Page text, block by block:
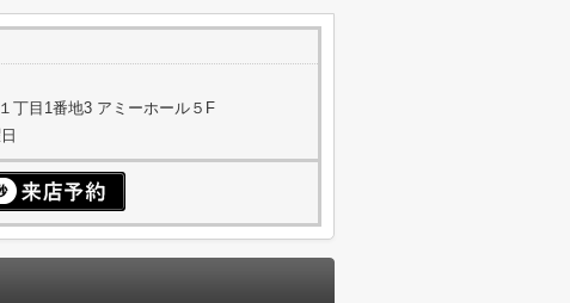
丁目1番地3 アミーホール５F